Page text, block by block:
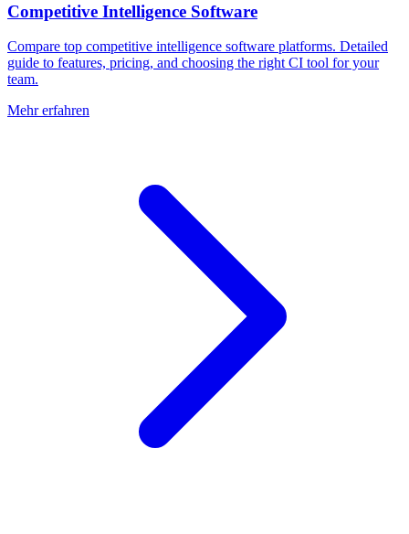
Competitive Intelligence Software
Compare top competitive intelligence software platforms. Detailed
guide to features, pricing, and choosing the right CI tool for your
team.
Mehr erfahren